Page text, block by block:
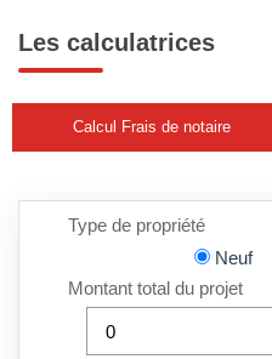
Les calculatrices
Calcul Frais de notaire